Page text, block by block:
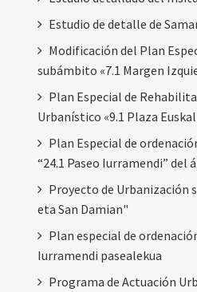
Estudio de detalle de
Modificación del Plan
subámbito «7.1 Margen
Plan Especial de
Urbanístico «9.1 Plaza
Plan Especial de
“24.1 Paseo Iurramendi” del
Proyecto de Urbanización
eta San Damian"
Plan especial de
Iurramendi pasealekua
Programa de Actuación